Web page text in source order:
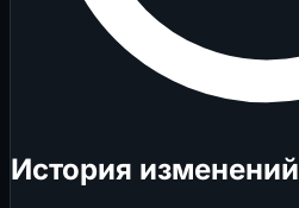
История изменений